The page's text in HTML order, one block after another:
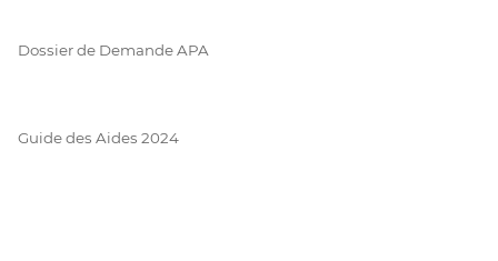
Dossier de Demande APA
Guide des Aides 2024